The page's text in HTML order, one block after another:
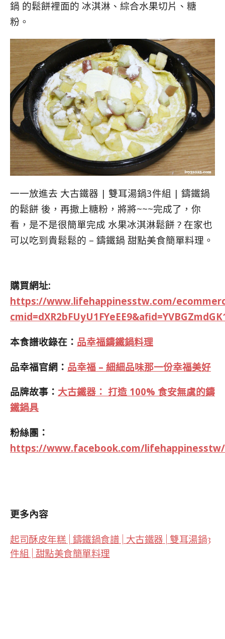
鍋 的鬆餅裡面的 冰淇淋、綜合水果切片、糖
粉。
一一放進去 大古鐵器 | 雙耳湯鍋3件組 | 鑄鐵鍋
的鬆餅 後，再撒上糖粉，將將~~~完成了，你
看，是不是很簡單完成 水果冰淇淋鬆餅 ? 在家也
可以吃到貴鬆鬆的 – 鑄鐵鍋 甜點美食簡單料理。
購買網址:
https://www.lifehappinesstw.com/
本食譜收錄在： 品幸福鑄鐵鍋料理
品幸福官網： 品幸福 – 細細品味那一份幸福美好
品牌故事： 大古鐵器： 打造 100% 食安無虞的鑄
鐵鍋具
粉絲團：
https://www.facebook.com/lifehappinesstw/
更多內容
起司酥皮年糕 | 鑄鐵鍋食譜 | 大古鐵器 | 雙耳湯鍋3
件組 | 甜點美食簡單料理